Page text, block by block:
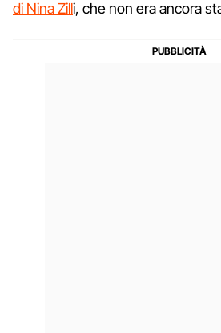
di Nina Zilli, che non era ancora